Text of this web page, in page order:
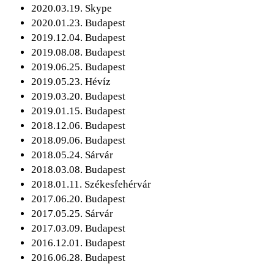
2020.03.19. Skype
2020.01.23. Budapest
2019.12.04. Budapest
2019.08.08. Budapest
2019.06.25. Budapest
2019.05.23. Hévíz
2019.03.20. Budapest
2019.01.15. Budapest
2018.12.06. Budapest
2018.09.06. Budapest
2018.05.24. Sárvár
2018.03.08. Budapest
2018.01.11. Székesfehérvár
2017.06.20. Budapest
2017.05.25. Sárvár
2017.03.09. Budapest
2016.12.01. Budapest
2016.06.28. Budapest